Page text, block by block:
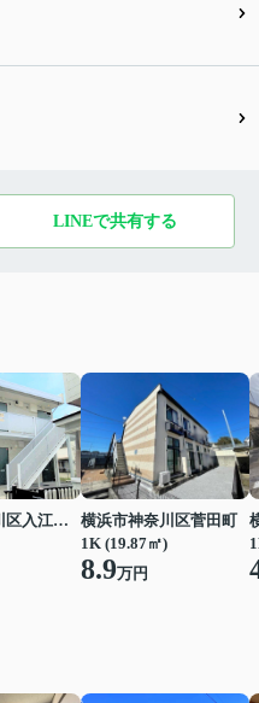
LINEで共有する
横浜市神奈川区入江１丁目
横浜市神奈川区菅田町
1K (19.87㎡)
8.9万円